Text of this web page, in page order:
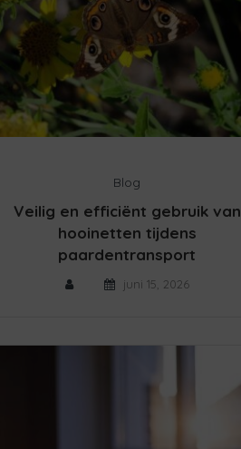
Blog
Veilig en efficiënt gebruik van
hooinetten tijdens
paardentransport
juni 15, 2026